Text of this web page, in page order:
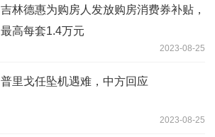
吉林德惠为购房人发放购房消费券补贴，
最高每套1.4万元
2023-08-25
普里戈任坠机遇难，中方回应
2023-08-25